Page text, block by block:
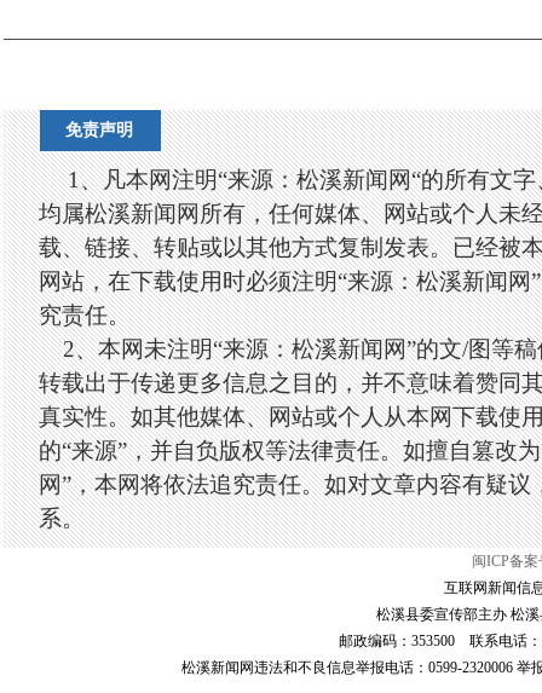
免责声明
1、凡本网注明“来源：松溪新闻网“的所有文
均属松溪新闻网所有，任何媒体、网站或个人未
载、链接、转贴或以其他方式复制发表。已经被
网站，在下载使用时必须注明“来源：松溪新闻网
究责任。
2、本网未注明“来源：松溪新闻网”的文/图等稿
转载出于传递更多信息之目的，并不意味着赞同
真实性。如其他媒体、网站或个人从本网下载使
的“来源”，并自负版权等法律责任。如擅自篡改
网”，本网将依法追究责任。如对文章内容有疑议
系。
闽ICP备案
互联网新闻信
松溪县委宣传部主办 松
邮政编码：353500 联系电话：
松溪新闻网违法和不良信息举报电话：0599-2320006 举